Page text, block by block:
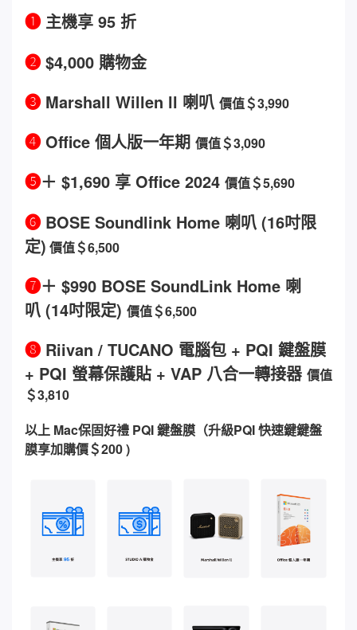
❶ 主機享 95 折
❷$4,000 購物金
❸ Marshall Willen ll 喇叭 價值＄3,990
❹Office 個人版一年期 價值＄3,090
❺＋ $1,690 享 Office 2024 價值＄5,690
❻ BOSE Soundlink Home 喇叭 (16吋限
定) 價值＄6,500
❼＋ $990 BOSE SoundLink Home 喇
叭 (14吋限定) 價值＄6,500
❽ Riivan / TUCANO 電腦包 + PQI 鍵盤膜
+ PQI 螢幕保護貼 + VAP 八合一轉接器 價值
＄3,810
以上 Mac保固好禮 PQI 鍵盤膜（升級PQI 快速鍵鍵盤
膜享加購價＄200 )